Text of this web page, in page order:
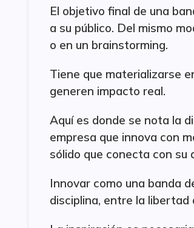
El objetivo final de una
a su público. Del mismo
o en un brainstorming.
Tiene que materializarse
generen impacto real.
Aquí es donde se nota la
empresa que innova con
sólido que conecta con su
Innovar como una banda
disciplina, entre la libertad